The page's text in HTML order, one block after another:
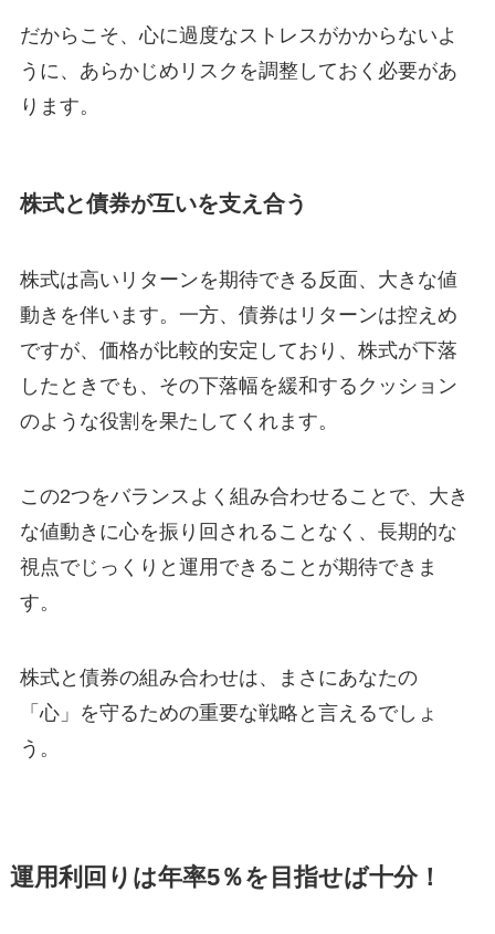
だからこそ、心に過度なストレスがかからないよ
うに、あらかじめリスクを調整しておく必要があ
ります。
株式と債券が互いを支え合う
株式は高いリターンを期待できる反面、大きな値
動きを伴います。一方、債券はリターンは控えめ
ですが、価格が比較的安定しており、株式が下落
したときでも、その下落幅を緩和するクッション
のような役割を果たしてくれます。
この2つをバランスよく組み合わせることで、大き
な値動きに心を振り回されることなく、長期的な
視点でじっくりと運用できることが期待できま
す。
株式と債券の組み合わせは、まさにあなたの
「心」を守るための重要な戦略と言えるでしょ
う。
運用利回りは年率5％を目指せば十分！